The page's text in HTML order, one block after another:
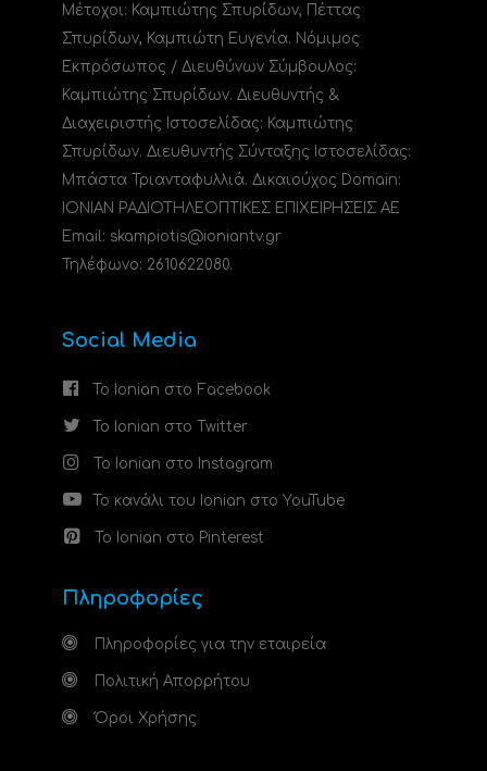
Μέτοχοι: Καμπιώτης Σπυρίδων, Πέττας
Σπυρίδων, Καμπιώτη Ευγενία. Νόμιμος
Εκπρόσωπος / Διευθύνων Σύμβουλος:
Καμπιώτης Σπυρίδων. Διευθυντής &
Διαχειριστής Ιστοσελίδας: Καμπιώτης
Σπυρίδων. Διευθυντής Σύνταξης Ιστοσελίδας:
Μπάστα Τριανταφυλλιά. Δικαιούχος Domain:
ΙΟΝΙΑΝ ΡΑΔΙΟΤΗΛΕΟΠΤΙΚΕΣ ΕΠΙΧΕΙΡΗΣΕΙΣ ΑΕ
Email: skampiotis@ioniantv.gr
Τηλέφωνο: 2610622080.
Social Media
Το Ionian στο Facebook
Το Ionian στο Twitter
Το Ionian στο Instagram
Το κανάλι του Ionian στο YouTube
Το Ionian στο Pinterest
Πληροφορίες
Πληροφορίες για την εταιρεία
Πολιτική Απορρήτου
Όροι Χρήσης